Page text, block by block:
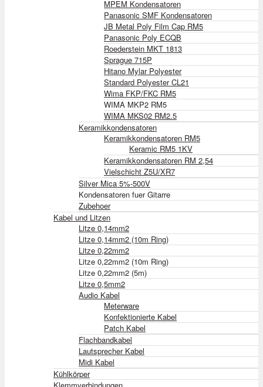
MPEM Kondensatoren
Panasonic SMF Kondensatoren
JB Metal Poly Film Cap RM5
Panasonic Poly ECQB
Roederstein MKT 1813
Sprague 715P
Hitano Mylar Polyester
Standard Polyester CL21
Wima FKP/FKC RM5
WIMA MKP2 RM5
WIMA MKS02 RM2.5
Keramikkondensatoren
Keramikkondensatoren RM5
Keramic RM5 1KV
Keramikkondensatoren RM 2,54
Vielschicht Z5U/XR7
Silver Mica 5%-500V
Kondensatoren fuer Gitarre
Zubehoer
Kabel und Litzen
Litze 0,14mm2
Litze 0,14mm2 (10m Ring)
Litze 0,22mm2
Litze 0,22mm2 (10m Ring)
Litze 0,22mm2 (5m)
Litze 0,5mm2
Audio Kabel
Meterware
Konfektionierte Kabel
Patch Kabel
Flachbandkabel
Lautsprecher Kabel
Midi Kabel
Kühlkörper